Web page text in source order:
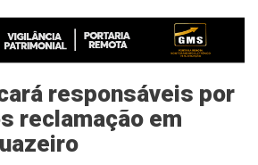
responsáveis por
reclamação em